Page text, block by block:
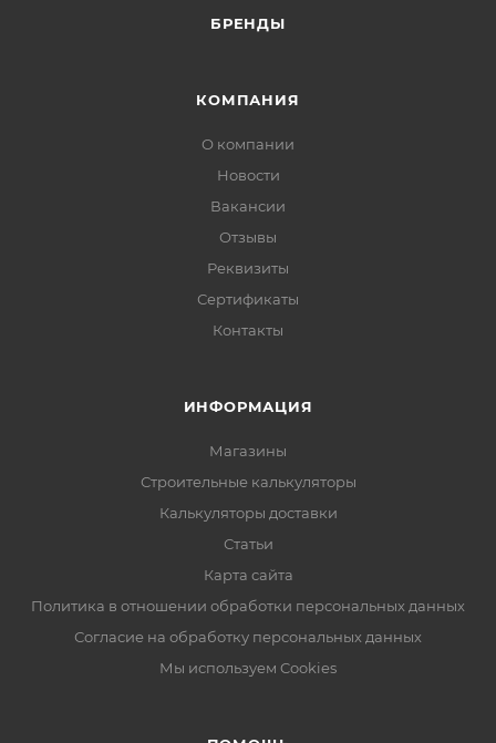
БРЕНДЫ
КОМПАНИЯ
О компании
Новости
Вакансии
Отзывы
Реквизиты
Сертификаты
Контакты
ИНФОРМАЦИЯ
Магазины
Строительные калькуляторы
Калькуляторы доставки
Статьи
Карта сайта
Политика в отношении обработки персональных данных
Согласие на обработку персональных данных
Мы используем Cookies